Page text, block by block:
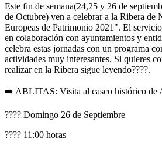
Este fin de semana(24,25 y 26 de
de Octubre) ven a celebrar a la Ribera de
Europeas de Patrimonio 2021". El
en colaboración con ayuntamientos y
celebra estas jornadas con un programa
actividades muy interesantes. Si quieres
realizar en la Ribera sigue leyendo????.
➡️ ABLITAS: Visita al casco histórico de
???? Domingo 26 de Septiembre
???? 11:00 horas